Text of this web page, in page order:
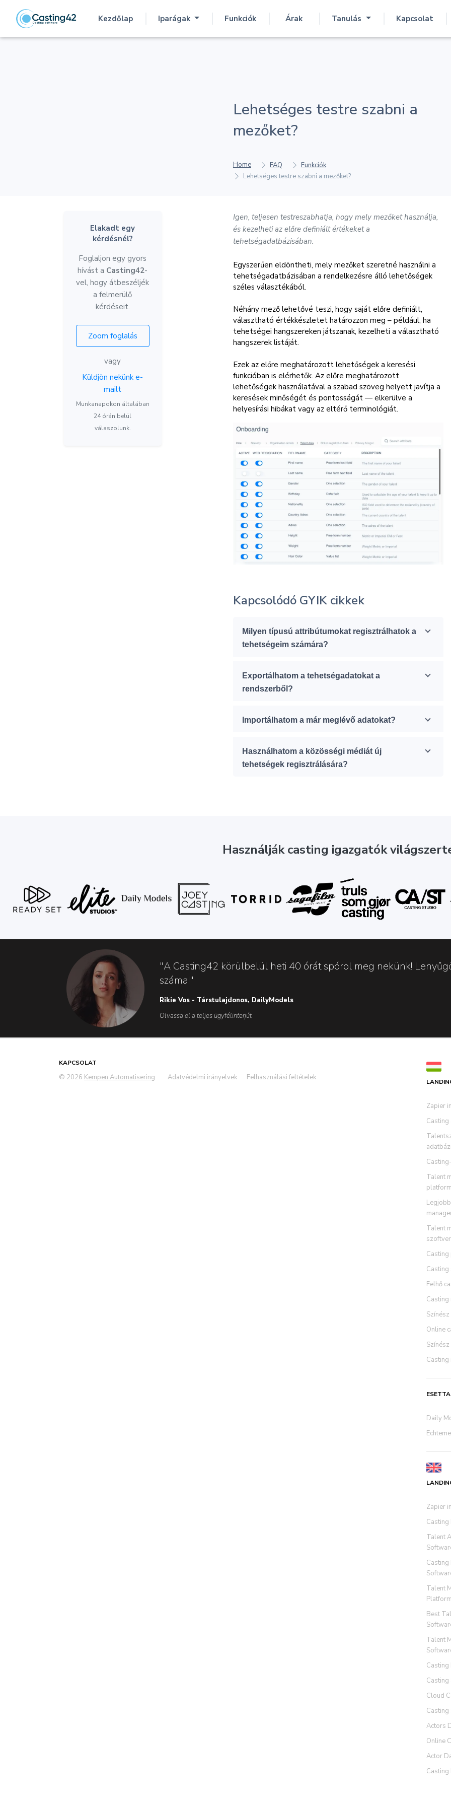
Kezdőlap
(current)
Iparágak Funkciók Árak Tanulás Kapcsolat
Lehetséges testre szabni a
mezőket?
Home FAQ
Funkciók
Lehetséges testre szabni a mezőket?
Elakadt egy
kérdésnél?
Foglaljon egy gyors
hívást a Casting42-
vel, hogy átbeszéljék
a felmerülő
kérdéseit.
Zoom foglalás
vagy
Küldjön nekünk e-
mailt
Munkanapokon általában
24 órán belül
válaszolunk.
Igen, teljesen testreszabhatja, hogy mely mezőket használja,
és kezelheti az előre definiált értékeket a
tehetségadatbázisában.
Egyszerűen eldöntheti, mely mezőket szeretné használni a
tehetségadatbázisában a rendelkezésre álló lehetőségek
széles választékából.
Néhány mező lehetővé teszi, hogy saját előre definiált,
választható értékkészletet határozzon meg – például, ha
tehetségei hangszereken játszanak, kezelheti a választható
hangszerek listáját.
Ezek az előre meghatározott lehetőségek a keresési
funkcióban is elérhetők. Az előre meghatározott
lehetőségek használatával a szabad szöveg helyett javítja a
keresések minőségét és pontosságát — elkerülve a
helyesírási hibákat vagy az eltérő terminológiát.
Kapcsolódó GYIK cikkek
Milyen típusú attribútumokat regisztrálhatok a
tehetségeim számára?
Exportálhatom a tehetségadatokat a
rendszerből?
Importálhatom a már meglévő adatokat?
Használhatom a közösségi médiát új
tehetségek regisztrálására?
Használják casting igazgatók
"A Casting42 körülbelül heti 40 órát spórol meg nekünk!
száma!"
Rikie Vos - Társtulajdonos, DailyModels
Olvassa el a teljes ügyfélinterjút
KAPCSOLAT
© 2026 Kempen Automatisering Adatvédelmi irányelvek Felhasználási feltételek
Zapier
Talent
Talent
Felhő
Online
Daily
Zapier
Talent
Casting
Talent
Best
Talent
Cloud
Casting
Actors
Online
Actor